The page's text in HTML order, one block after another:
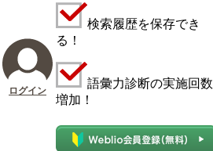
ログイン
検索履歴を保存でき
る！
語彙力診断の実施回数
増加！